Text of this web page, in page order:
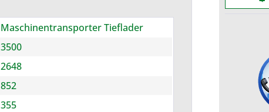
Maschinentransporter Tieflader
3500
2648
852
355